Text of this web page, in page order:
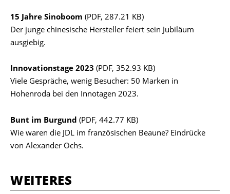
15 Jahre Sinoboom (PDF, 287.21 KB)
Der junge chinesische Hersteller feiert sein Jubiläum
ausgiebig.
Innovationstage 2023 (PDF, 352.93 KB)
Viele Gespräche, wenig Besucher: 50 Marken in
Hohenroda bei den Innotagen 2023.
Bunt im Burgund (PDF, 442.77 KB)
Wie waren die JDL im französischen Beaune? Eindrücke
von Alexander Ochs.
WEITERES